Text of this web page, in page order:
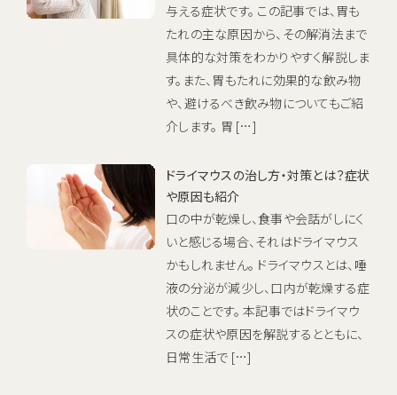
与える症状です。 この記事では、胃も
たれの主な原因から、その解消法まで
具体的な対策をわかりやすく解説しま
す。また、胃もたれに効果的な飲み物
や、避けるべき飲み物についてもご紹
介します。 胃 […]
ドライマウスの治し方・対策とは？症状
や原因も紹介
口の中が乾燥し、食事や会話がしにく
いと感じる場合、それはドライマウス
かもしれません。 ドライマウスとは、唾
液の分泌が減少し、口内が乾燥する症
状のことです。 本記事ではドライマウ
スの症状や原因を解説するとともに、
日常生活で […]